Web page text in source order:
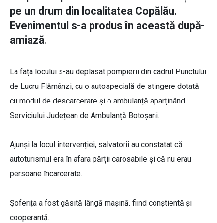
pe un drum din localitatea Copălău.
Evenimentul s-a produs în această după-
amiază.
La fața locului s-au deplasat pompierii din cadrul Punctului
de Lucru Flămânzi, cu o autospecială de stingere dotată
cu modul de descarcerare și o ambulanță aparținând
Serviciului Județean de Ambulanță Botoșani.
Ajunși la locul intervenției, salvatorii au constatat că
autoturismul era în afara părții carosabile și că nu erau
persoane încarcerate.
Șoferița a fost găsită lângă mașină, fiind conștientă și
cooperantă.